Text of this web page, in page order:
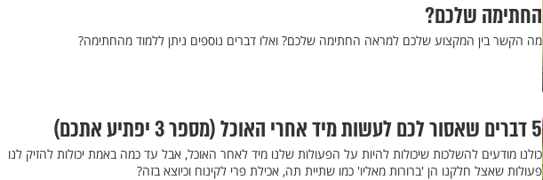
החתימה שלכם?
מה הקשר בין המקצוע שלכם למראה החתימה שלכם? ואלו דברים נוספים ניתן ללמוד מהחתימה?
5 דברים שאסור לכם לעשות מיד אחרי האוכל (מספר 3 יפתיע אתכם)
כולנו מודעים להשלכות שיכולות להיות על הפעולות שלנו מיד לאחר האוכל, אבל עד כמה באמת יכולות להזיק לנו
פעולות שאצל חלקנו הן 'ברורות מאליו' כמו שתיית תה, אכילת פרי לקינוח וכיוצא בזה?